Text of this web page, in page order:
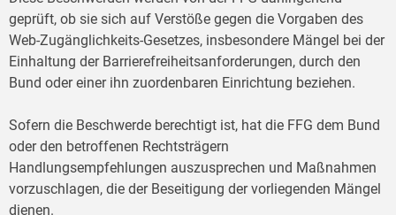
geprüft, ob sie sich auf Verstöße gegen die Vorgaben des
Web-Zugänglichkeits-Gesetzes, insbesondere Mängel bei der
Einhaltung der Barrierefreiheitsanforderungen, durch den
Bund oder einer ihn zuordenbaren Einrichtung beziehen.
Sofern die Beschwerde berechtigt ist, hat die FFG dem Bund
oder den betroffenen Rechtsträgern
Handlungsempfehlungen auszusprechen und Maßnahmen
vorzuschlagen, die der Beseitigung der vorliegenden Mängel
dienen.